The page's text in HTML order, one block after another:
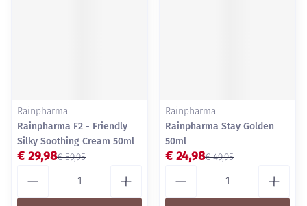
Rainpharma
Rainpharma F2 - Friendly
Silky Soothing Cream 50ml
€ 59,95
€ 29,98
Rainpharma
Rainpharma Stay Golden
50ml
€ 49,95
€ 24,98